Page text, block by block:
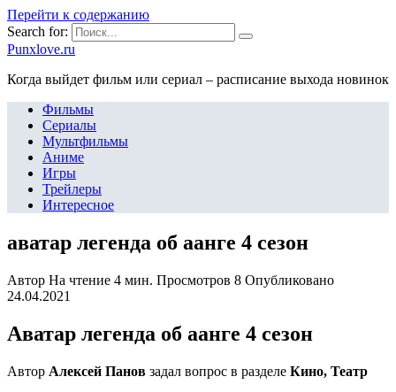
Перейти к содержанию
Search for:
Punxlove.ru
Когда выйдет фильм или сериал – расписание выхода новинок
Фильмы
Сериалы
Мультфильмы
Аниме
Игры
Трейлеры
Интересное
аватар легенда об аанге 4 сезон
Автор На чтение 4 мин. Просмотров 8 Опубликовано
24.04.2021
Аватар легенда об аанге 4 сезон
Автор Алексей Панов задал вопрос в разделе Кино, Театр